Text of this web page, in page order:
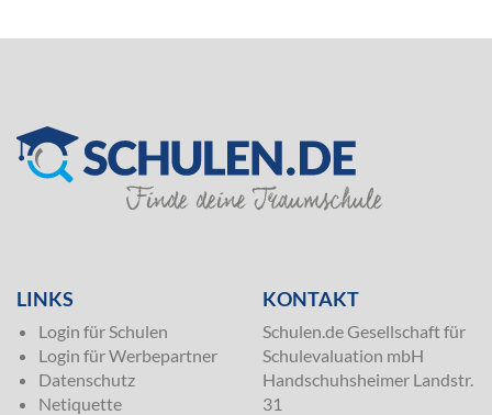
LINKS
Login für Schulen
Login für Werbepartner
Datenschutz
Netiquette
KONTAKT
Schulen.de Gesellschaft für
Schulevaluation mbH
Handschuhsheimer Landstr.
31